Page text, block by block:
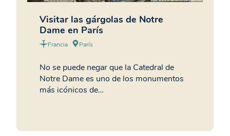
Visitar las gárgolas de Notre
Dame en París
Francia París
No se puede negar que la Catedral de
Notre Dame es uno de los monumentos
más icónicos de…